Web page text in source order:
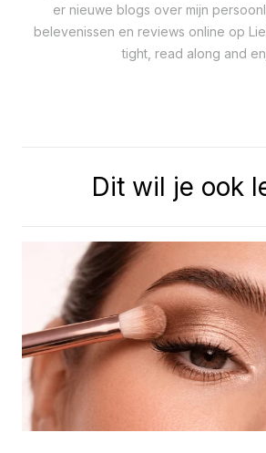
er nieuwe blogs over mijn
belevenissen en reviews online op
tight, read along and
Dit wil je ook